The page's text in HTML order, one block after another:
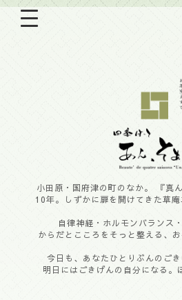
小田原・国府津の町のなか。 『真
10年。しずかに扉を開けてきた草庵
自律神経・ホルモンバランス
からだとこころをそっと整える、お
今日も、あなたひとりぶんのごき
明日にはごきげんの自分になる